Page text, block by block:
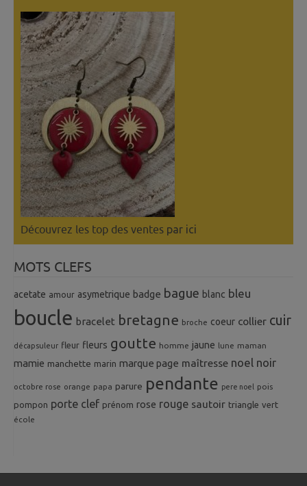
Découvrez les top des ventes par ici
MOTS CLEFS
acetate amour asymetrique badge bague blanc bleu
boucle bracelet bretagne broche coeur collier cuir
décapsuleur fleur fleurs goutte homme jaune lune maman
mamie manchette marin marque page maîtresse noel noir
octobre rose orange papa parure pendante pere noel pois
pompon porte clef prénom rose rouge sautoir triangle vert
école